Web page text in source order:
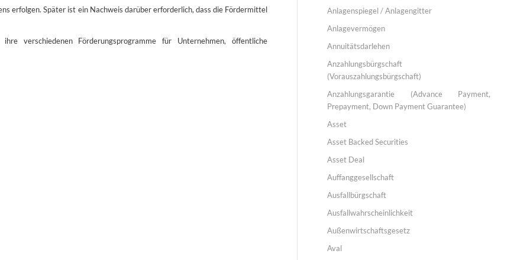
erfolgen. Später ist ein Nachweis darüber erforderlich, dass die Fördermittel
verschiedenen Förderungsprogramme für Unternehmen, öffentliche
Anlagenspiegel / Anlagengitter
Anlagevermögen
Annuitätsdarlehen
Anzahlungsbürgschaft
(Vorauszahlungsbürgschaft)
Anzahlungsgarantie (Advance Payment,
Prepayment, Down Payment Guarantee)
Asset
Asset Backed Securities
Asset Deal
Auffanggesellschaft
Ausfallbürgschaft
Ausfallwahrscheinlichkeit
Außenwirtschaftsgesetz
Aval